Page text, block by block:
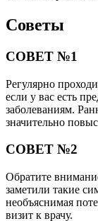
Советы
СОВЕТ №1
Регулярно
если у вас есть
заболеваниям.
значительно
СОВЕТ №2
Обратите
заметили такие
необъяснимая
визит к врачу.